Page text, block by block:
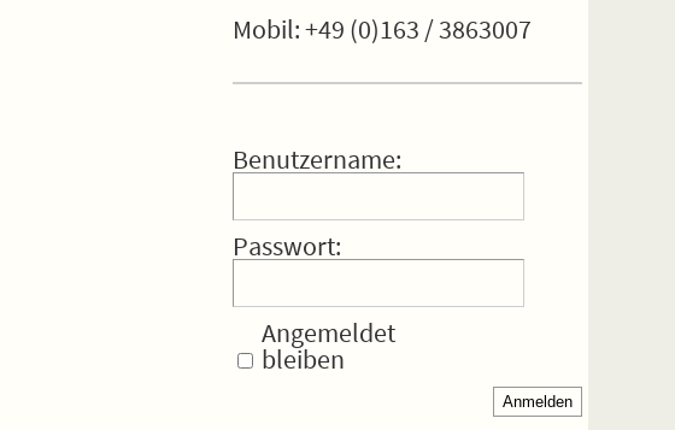
Mobil: +49 (0)163 / 3863007
Benutzername:
Passwort:
Angemeldet
bleiben
Anmelden